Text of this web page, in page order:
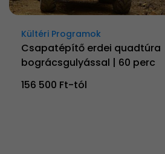
Kültéri Programok
Csapatépítő erdei quadtúra
bográcsgulyással | 60 perc
156 500 Ft-tól